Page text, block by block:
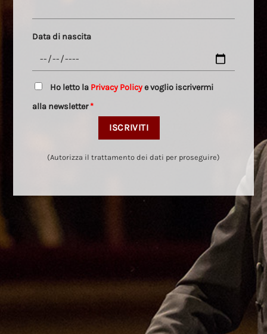
Data di nascita
Ho letto la Privacy Policye voglio iscrivermi
alla newsletter*
(Autorizza il trattamento dei dati per proseguire)